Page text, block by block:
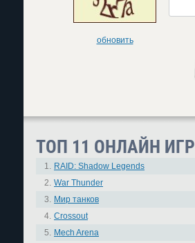
обновить
ТОП 11 ОНЛАЙН ИГР
1. RAID: Shadow Legends
2. War Thunder
3. Мир танков
4. Crossout
5. Mech Arena